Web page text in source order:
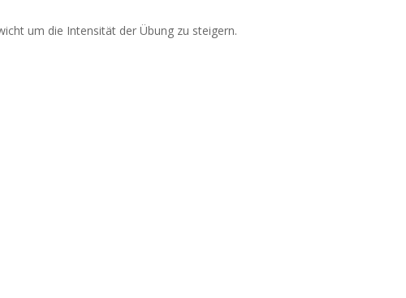
um die Intensität der Übung zu steigern.